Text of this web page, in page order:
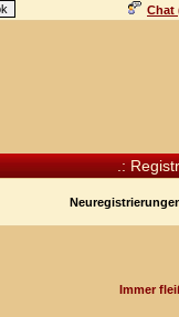
Chat
.:
Immer